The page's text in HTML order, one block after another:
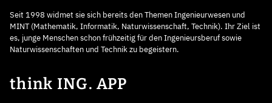
Seit 1998 widmet sie sich bereits den Themen Ingenieurwesen und
MINT (Mathematik, Informatik, Naturwissenschaft, Technik). Ihr Ziel ist
es, junge Menschen schon frühzeitig für den Ingenieursberuf sowie
Naturwissenschaften und Technik zu begeistern.
think ING. APP